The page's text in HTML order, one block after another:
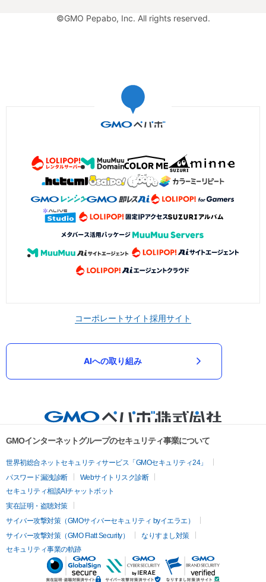
©GMO Pepabo, Inc. All rights reserved.
コーポレートサイト採用サイト
AIへの取り組み
GMOインターネットグループのセキュリティ事業について
世界初総合ネットセキュリティサービス「GMOセキュリティ24」
パスワード漏洩診断
Webサイトリスク診断
セキュリティ相談AIチャットボット
実在証明・盗聴対策
サイバー攻撃対策（GMOサイバーセキュリティ byイエラエ）
サイバー攻撃対策（GMO Flatt Security）
なりすまし対策
セキュリティ事業の軌跡